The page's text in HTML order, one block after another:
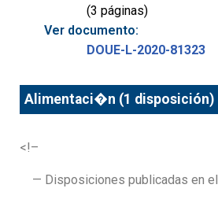
(3 páginas)
Ver documento:
DOUE-L-2020-81323
Alimentaci�n (1 disposición)
<!–
— Disposiciones publicadas en el